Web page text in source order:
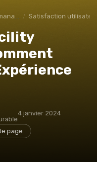
Satisfaction
4 janvier 2024
page